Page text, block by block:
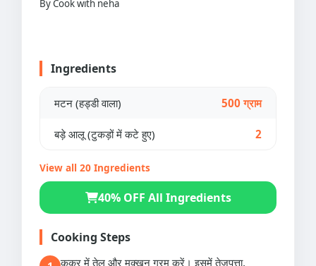
By Cook with neha
Ingredients
मटन (हड्डी वाला) 500 ग्राम
बड़े आलू (टुकड़ों में कटे हुए) 2
View all 20 Ingredients
40% OFF All Ingredients
Cooking Steps
कुकर में तेल और मक्खन गरम करें। इसमें तेजपत्ता,